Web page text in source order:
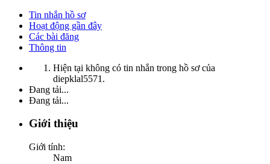
Tin nhắn hồ sơ
Hoạt động gần đây
Các bài đăng
Thông tin
Hiện tại không có tin nhắn trong hồ sơ của
diepklal5571.
Đang tải...
Đang tải...
Giới thiệu
Giới tính:
Nam